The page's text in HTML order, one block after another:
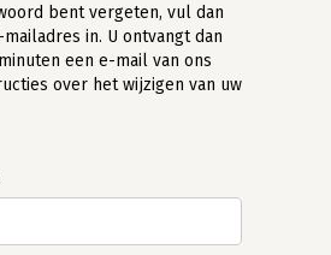
bent vergeten, vul dan
in. U ontvangt dan
een e-mail van ons
over het wijzigen van uw